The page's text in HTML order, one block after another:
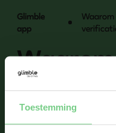
Toestemming
Glimble
app
Waarom
geen